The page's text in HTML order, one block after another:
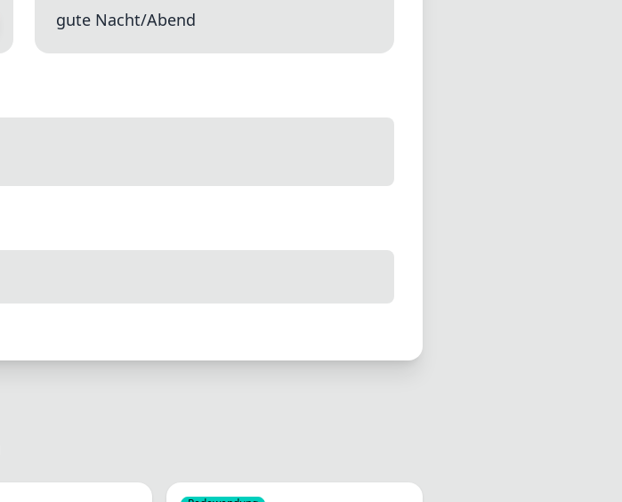
gute Nacht/Abend